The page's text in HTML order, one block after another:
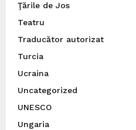
Ţările de Jos
Teatru
Traducător autorizat
Turcia
Ucraina
Uncategorized
UNESCO
Ungaria